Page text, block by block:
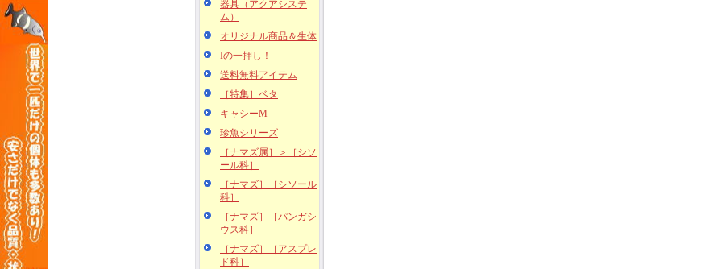
器具（アクアシステ
ム）
オリジナル商品＆生体
Iの一押し！
送料無料アイテム
［特集］ベタ
キャシーM
珍魚シリーズ
［ナマズ属］＞［シソ
ール科］
［ナマズ］［シソール
科］
［ナマズ］［パンガシ
ウス科］
［ナマズ］［アスプレ
ド科］